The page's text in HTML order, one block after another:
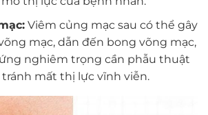
Viêm củng mạc sau có thể gây
mạc, dẫn đến bong võng mạc,
nghiêm trọng cần phẫu thuật
mất thị lực vĩnh viễn.